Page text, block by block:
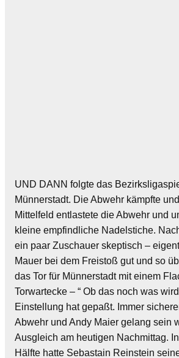
UND DANN folgte das
Münnerstadt. Die Abwehr kämpfte
Mittelfeld entlastete die Abwehr und
kleine empfindliche Nadelstiche.
ein paar Zuschauer skeptisch –
Mauer bei dem Freistoß gut und so
das Tor für Münnerstadt mit einem
Torwartecke – “ Ob das noch was
Einstellung hat gepaßt. Immer
Abwehr und Andy Maier gelang sein
Ausgleich am heutigen Nachmittag.
Hälfte hatte Sebastain Reinstein